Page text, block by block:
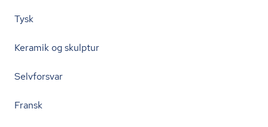
Tysk
Keramik og skulptur
Selvforsvar
Fransk